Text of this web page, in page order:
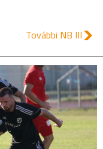
További NB III